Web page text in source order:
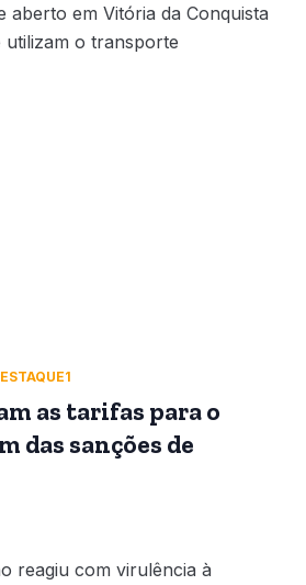
aberto em Vitória da Conquista
utilizam o transporte
as tarifas para o
das sanções de
reagiu com virulência à